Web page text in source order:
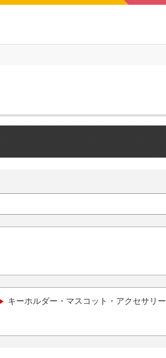
キーホルダー・マスコット・アクセサリー